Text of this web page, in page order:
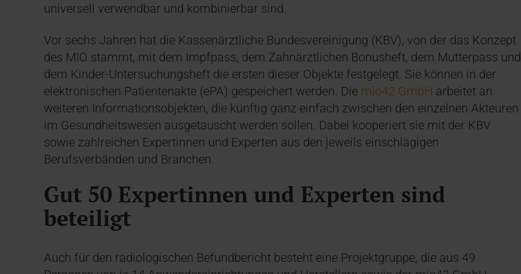
universell verwendbar und kombinierbar sind.
Vor sechs Jahren hat die Kassenärztliche Bundesvereinigung (KBV), von der das Konzept
des MIO stammt, mit dem Impfpass, dem Zahnärztlichen Bonusheft, dem Mutterpass und
dem Kinder-Untersuchungsheft die ersten dieser Objekte festgelegt. Sie können in der
elektronischen Patientenakte (ePA) gespeichert werden. Die mio42 GmbH arbeitet an
weiteren Informationsobjekten, die künftig ganz einfach zwischen den einzelnen Akteuren
im Gesundheitswesen ausgetauscht werden sollen. Dabei kooperiert sie mit der KBV
sowie zahlreichen Expertinnen und Experten aus den jeweils einschlägigen
Berufsverbänden und Branchen.
Gut 50 Expertinnen und Experten sind
beteiligt
Auch für den radiologischen Befundbericht besteht eine Projektgruppe, die aus 49